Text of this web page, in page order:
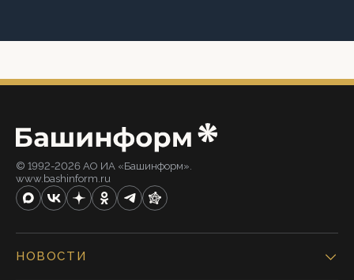
© 1992-2026 АО ИА «Башинформ».
www.bashinform.ru
НОВОСТИ